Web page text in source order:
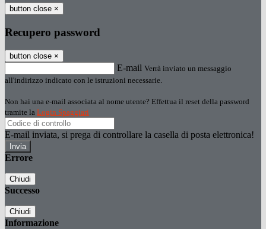
button close ×
Recupero password
button close ×
E-mail Verrà inviato un messaggio
all'indirizzo indicato con le istruzioni necessarie.
Non hai una e-mail associata al nome utente? Effettua il reset della password
tramite la Login Spaggiari
E-mail inviata, si prega di controllare la casella di posta elettronica!
Errore
Chiudi
Successo
Chiudi
Informazione